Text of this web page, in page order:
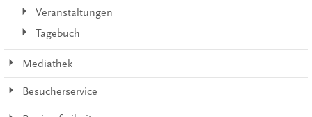
Veranstaltungen
Tagebuch
Mediathek
Besucherservice